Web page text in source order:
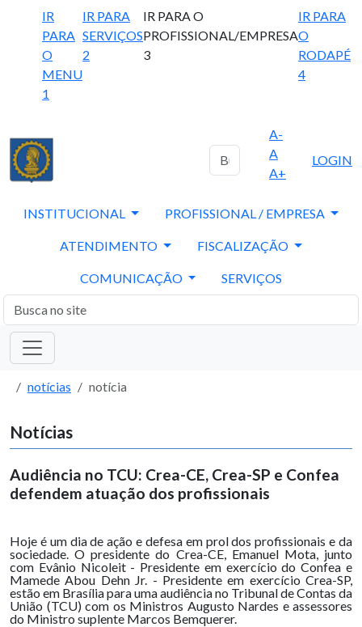
IR
PARA
O
MENU
1
IR PARA
SERVIÇOS
2
IR PARA O
PROFISSIONAL/EMPRESA
3
IR PARA
O
RODAPÉ
4
A-
A
A+
LOGIN
INSTITUCIONAL PROFISSIONAL / EMPRESA
ATENDIMENTO FISCALIZAÇÃO
COMUNICAÇÃO SERVIÇOS
notícias notícia
Notícias
Audiência no TCU: Crea-CE, Crea-SP e Confea
defendem atuação dos profissionais
Hoje é um dia de ação e defesa em prol dos profissionais e da
sociedade. O presidente do Crea-CE, Emanuel Mota, junto
com Evânio Nicoleit - Presidente em exercício do Confea e
Mamede Abou Dehn Jr. - Presidente em exercício Crea-SP,
estão em Brasília para uma audiência no Tribunal de Contas da
União (TCU) com os Ministros Augusto Nardes e assessores
do Ministro suplente Marcos Bemquerer.